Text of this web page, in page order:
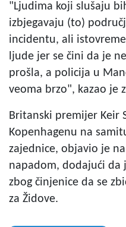
"Ljudima koji slušaju
izbjegavaju (to)
incidentu, ali
ljude jer se čini da je
prošla, a policija u
veoma brzo", kazao je
Britanski premijer Keir
Kopenhagenu na
zajednice, objavio je
napadom, dodajući da
zbog činjenice da se
za Židove.